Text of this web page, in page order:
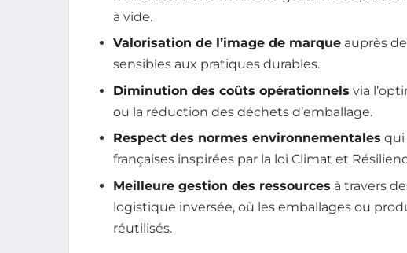
à vide.
Valorisation de l’image de marque auprès
sensibles aux pratiques durables.
Diminution des coûts opérationnels via
ou la réduction des déchets d’emballage.
Respect des normes environnementales qui
françaises inspirées par la loi Climat et
Meilleure gestion des ressources à travers
logistique inversée, où les emballages ou
réutilisés.